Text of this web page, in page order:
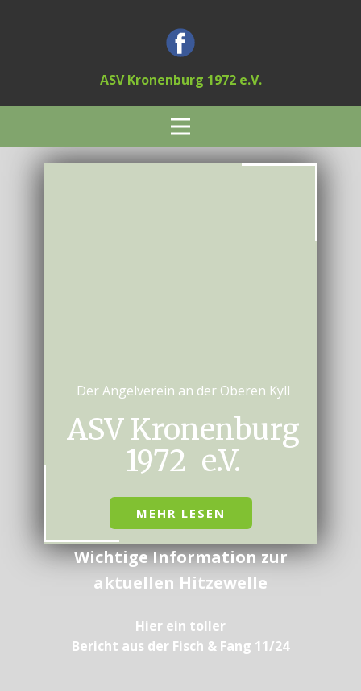
ASV Kronenburg 1972 e.V.
Der Angelverein an der Oberen Kyll
ASV Kronenburg
1972 e.V.
MEHR LESEN
Wichtige Information zur
aktuellen Hitzewelle
Hier ein toller
Bericht aus der Fisch & Fang 11/24